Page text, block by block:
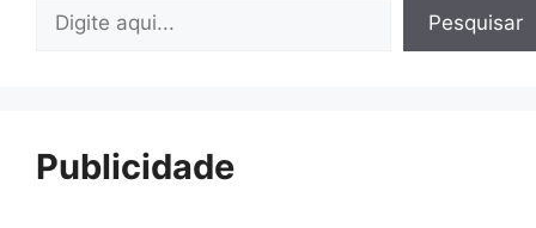
Pesquisar
Publicidade